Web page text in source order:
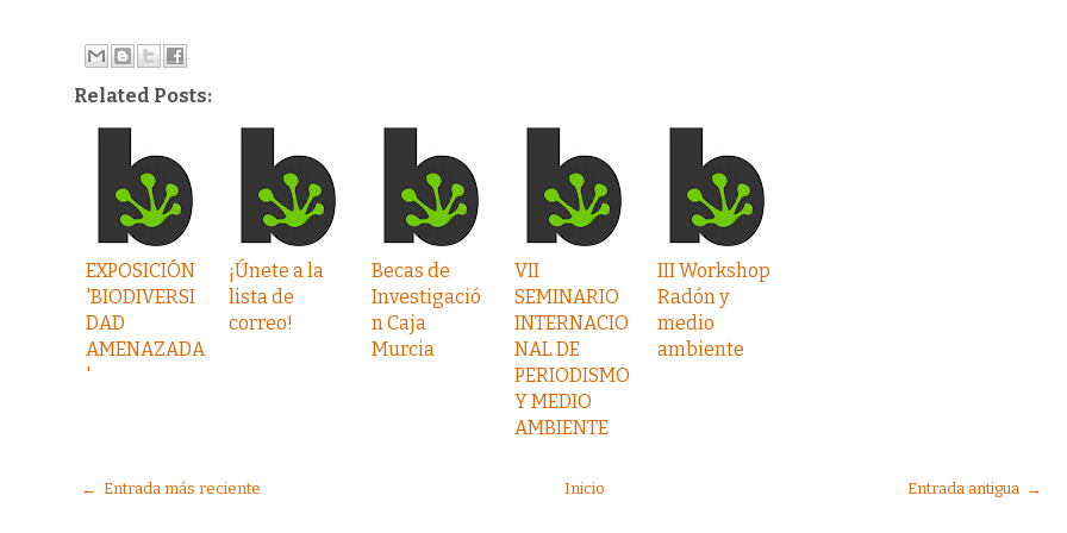
Related Posts:
EXPOSICIÓN
'BIODIVERSI
DAD
AMENAZADA
'
¡Únete a la
lista de
correo!
Becas de
Investigació
n Caja
Murcia
VII
SEMINARIO
INTERNACIO
NAL DE
PERIODISMO
Y MEDIO
AMBIENTE
III Workshop
Radón y
medio
ambiente
← Entrada más reciente Entrada antigua →
Inicio